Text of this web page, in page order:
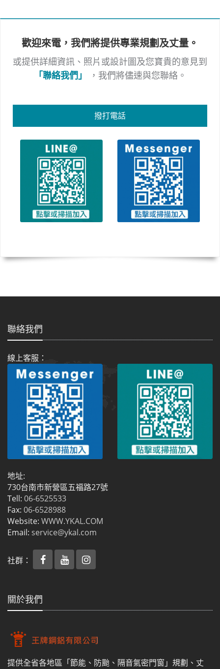
歡迎來電，我們將提供專業規劃及丈量。
或提供詳細資訊、照片或設計圖及您寶貴的意見到
「聯絡我們」
，我們將儘速與您聯絡。
撥打電話
聯絡我們
線上客服：
地址:
730台南市新營區五福路27號
Tell: 06-6525533
Fax: 06-6528988
Website: WWW.YKAL.COM
Email: service@ykal.com
社群：
關於我們
提供全省各地區「節能、防颱、隔音氣密門窗」規劃、丈